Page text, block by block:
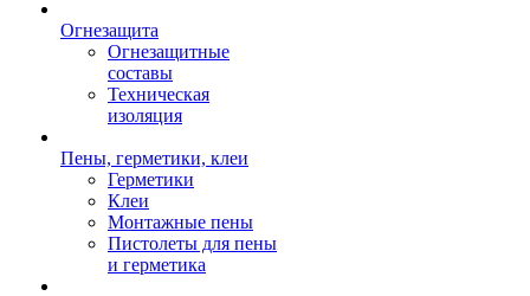
Огнезащита
Огнезащитные
составы
Техническая
изоляция
Пены, герметики, клеи
Герметики
Клеи
Монтажные пены
Пистолеты для пены
и герметика